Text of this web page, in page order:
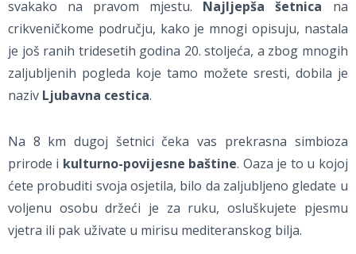
svakako na pravom mjestu. Najljepša šetnica na
crikveničkome području, kako je mnogi opisuju, nastala
je još ranih tridesetih godina 20. stoljeća, a zbog mnogih
zaljubljenih pogleda koje tamo možete sresti, dobila je
naziv Ljubavna cestica.
Na 8 km dugoj šetnici čeka vas prekrasna simbioza
prirode i kulturno-povijesne baštine. Oaza je to u kojoj
ćete probuditi svoja osjetila, bilo da zaljubljeno gledate u
voljenu osobu držeći je za ruku, osluškujete pjesmu
vjetra ili pak uživate u mirisu mediteranskog bilja.